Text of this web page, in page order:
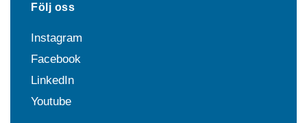
Följ oss
Instagram
Facebook
LinkedIn
Youtube